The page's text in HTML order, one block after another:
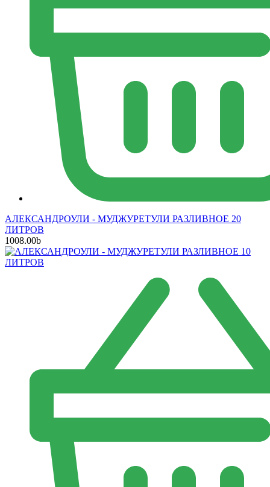
АЛЕКСАНДРОУЛИ - МУДЖУРЕТУЛИ РАЗЛИВНОЕ 20
ЛИТРОВ
1008.00b